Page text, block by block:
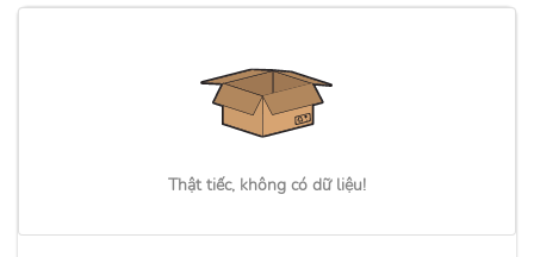
Thật tiếc, không có dữ liệu!